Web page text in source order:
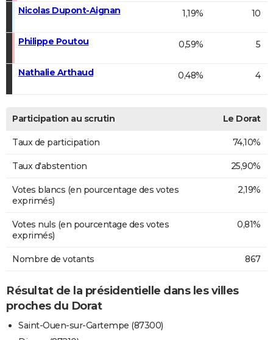
Nicolas Dupont-Aignan 1,19% 10
Philippe Poutou 0,59% 5
Nathalie Arthaud 0,48% 4
Participation au scrutin Le Dorat
Taux de participation 74,10%
Taux d'abstention 25,90%
Votes blancs (en pourcentage des votes
exprimés)
2,19%
Votes nuls (en pourcentage des votes
exprimés)
0,81%
Nombre de votants 867
Résultat de la présidentielle dans les villes
proches du Dorat
Saint-Ouen-sur-Gartempe (87300)